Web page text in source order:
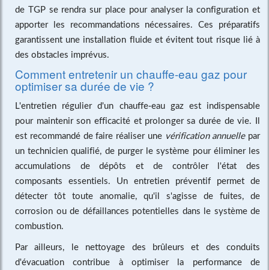
de TGP se rendra sur place pour analyser la configuration et
apporter les recommandations nécessaires. Ces préparatifs
garantissent une installation fluide et évitent tout risque lié à
des obstacles imprévus.
Comment entretenir un chauffe-eau gaz pour
optimiser sa durée de vie ?
L'entretien régulier d'un chauffe-eau gaz est indispensable
pour maintenir son efficacité et prolonger sa durée de vie. Il
est recommandé de faire réaliser une vérification annuellepar
un technicien qualifié, de purger le système pour éliminer les
accumulations de dépôts et de contrôler l'état des
composants essentiels. Un entretien préventif permet de
détecter tôt toute anomalie, qu'il s'agisse de fuites, de
corrosion ou de défaillances potentielles dans le système de
combustion.
Par ailleurs, le nettoyage des brûleurs et des conduits
d'évacuation contribue à optimiser la performance de